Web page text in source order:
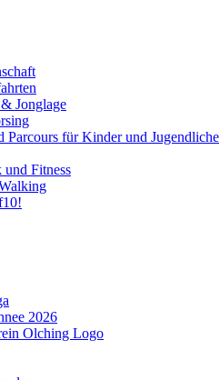
Jonglage
Parcours für Kinder und Jugendliche
und Fitness
2026